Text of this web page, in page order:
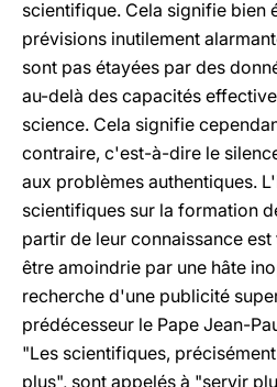
scientifique. Cela signifie bien
prévisions inutilement
sont pas étayées par des
au-delà des capacités
science. Cela signifie
contraire, c'est-à-dire le
aux problèmes authentiques.
scientifiques sur la formation
partir de leur connaissance
être amoindrie par une hâte
recherche d'une publicité
prédécesseur le Pape Jean-
"Les scientifiques,
plus", sont appelés à "servir